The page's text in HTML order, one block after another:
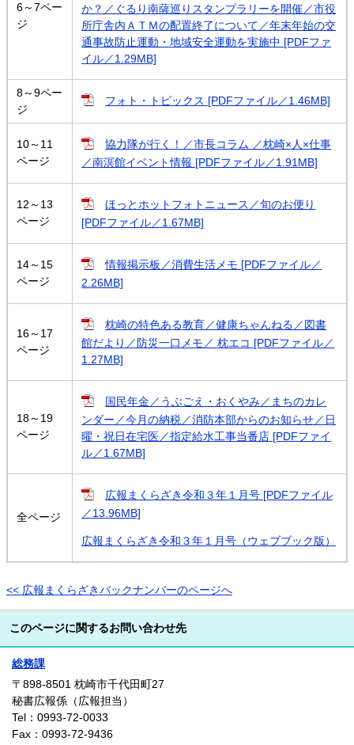
6～7ペー
ジ
か？／ぐるり南薩巡りスタンプラリーを開催／市役
所庁舎内ＡＴＭの配置終了について／年末年始の交
通事故防止運動・地域安全運動を実施中 [PDFファ
イル／1.29MB]
8～9ペー
ジ
フォト・トピックス [PDFファイル／1.46MB]
10～11
ページ
協力隊が行く！／市長コラム ／枕崎×人×仕事
／南溟館イベント情報 [PDFファイル／1.91MB]
12～13
ページ
ほっとホットフォトニュース／旬のお便り
[PDFファイル／1.67MB]
14～15
ページ
情報掲示板／消費生活メモ [PDFファイル／
2.26MB]
16～17
ページ
枕崎の特色ある教育／健康ちゃんねる／図書
館だより／防災一口メモ／ 枕エコ [PDFファイル／
1.27MB]
18～19
ページ
国民年金／うぶごえ・おくやみ／まちのカレ
ンダー／今月の納税／消防本部からのお知らせ／日
曜・祝日在宅医／指定給水工事当番店 [PDFファイ
ル／1.67MB]
全ページ
広報まくらざき令和３年１月号 [PDFファイル
／13.96MB]
広報まくらざき令和３年１月号（ウェブブック版）
<< 広報まくらざきバックナンバーのページへ
このページに関するお問い合わせ先
総務課
〒898-8501 枕崎市千代田町27
秘書広報係（広報担当）
Tel：0993-72-0033
Fax：0993-72-9436